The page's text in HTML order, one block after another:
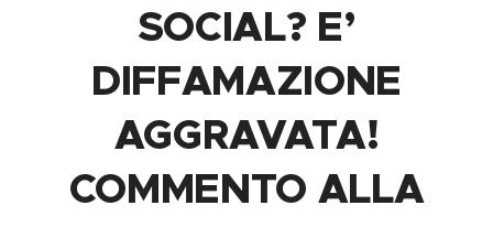
SOCIAL? E’
DIFFAMAZIONE
AGGRAVATA!
COMMENTO ALLA